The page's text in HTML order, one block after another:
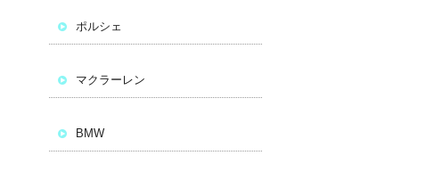
ポルシェ
マクラーレン
BMW